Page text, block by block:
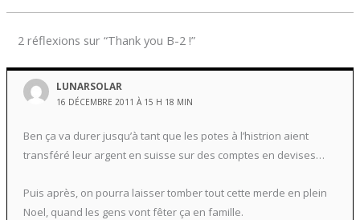
2 réflexions sur “Thank you B-2 !”
LUNARSOLAR
16 DÉCEMBRE 2011 À 15 H 18 MIN
Ben ça va durer jusqu’à tant que les potes à l’histrion aient
transféré leur argent en suisse sur des comptes en devises…
Puis après, on pourra laisser tomber tout cette merde en plein
Noel, quand les gens vont fêter ça en famille.